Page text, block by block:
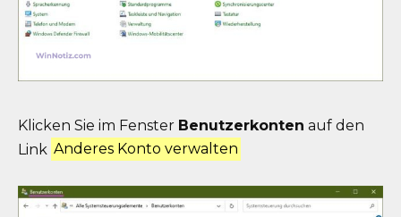
Klicken Sie im Fenster Benutzerkonten auf den
Link Anderes Konto verwalten